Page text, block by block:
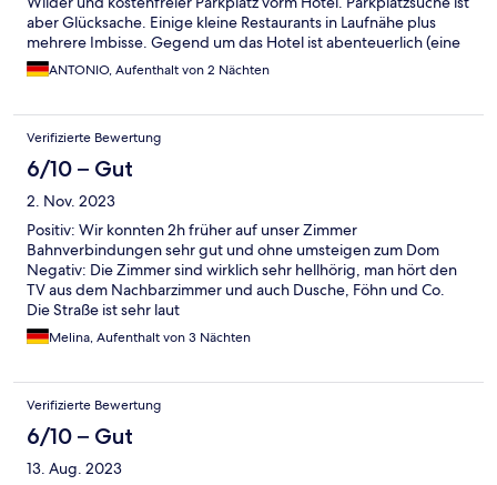
aber Glücksache. Einige kleine Restaurants in Laufnähe plus
mehrere Imbisse. Gegend um das Hotel ist abenteuerlich (eine
freundlichere Umschreibung fällt mir nicht ein) und recht
unsauber. Die Anbindung an die Metro ist sehr gut. Großer
ANTONIO, Aufenthalt von 2 Nächten
Verifizierte Bewertung
6/10 – Gut
2. Nov. 2023
Positiv: Wir konnten 2h früher auf unser Zimmer
Bahnverbindungen sehr gut und ohne umsteigen zum Dom
Negativ: Die Zimmer sind wirklich sehr hellhörig, man hört den
TV aus dem Nachbarzimmer und auch Dusche, Föhn und Co.
Die Straße ist sehr laut
Melina, Aufenthalt von 3 Nächten
Verifizierte Bewertung
6/10 – Gut
13. Aug. 2023